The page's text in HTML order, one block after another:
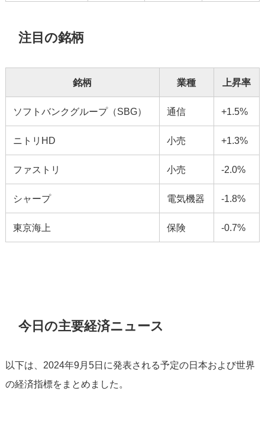
注目の銘柄
銘柄 業種 上昇率
ソフトバンクグループ（SBG） 通信 +1.5%
ニトリHD 小売 +1.3%
ファストリ 小売 -2.0%
シャープ 電気機器 -1.8%
東京海上 保険 -0.7%
今日の主要経済ニュース
以下は、2024年9月5日に発表される予定の日本および世界
の経済指標をまとめました。